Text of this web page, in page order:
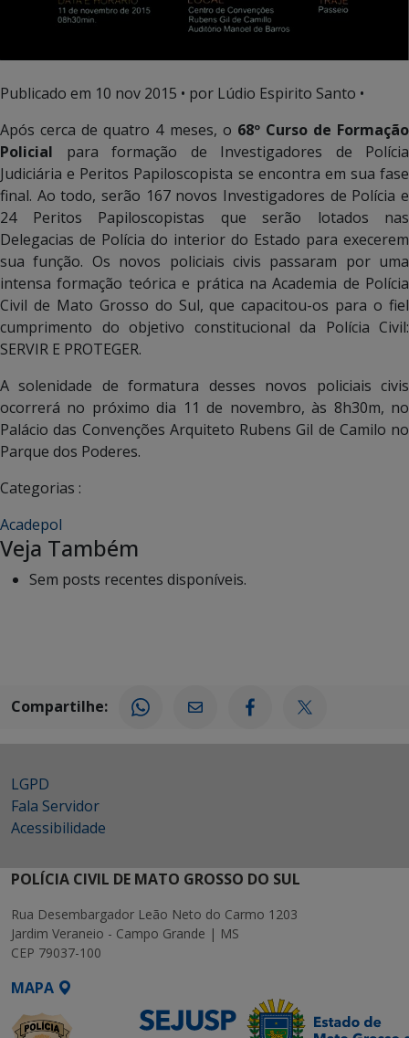
Publicado em 10 nov 2015 • por Lúdio Espirito Santo •
Após cerca de quatro 4 meses, o 68º Curso de Formação
Policial para formação de Investigadores de Polícia
Judiciária e Peritos Papiloscopista se encontra em sua fase
final. Ao todo, serão 167 novos Investigadores de Polícia e
24 Peritos Papiloscopistas que serão lotados nas
Delegacias de Polícia do interior do Estado para execerem
sua função. Os novos policiais civis passaram por uma
intensa formação teórica e prática na Academia de Polícia
Civil de Mato Grosso do Sul, que capacitou-os para o fiel
cumprimento do objetivo constitucional da Polícia Civil:
SERVIR E PROTEGER.
A solenidade de formatura desses novos policiais civis
ocorrerá no próximo dia 11 de novembro, às 8h30m, no
Palácio das Convenções Arquiteto Rubens Gil de Camilo no
Parque dos Poderes.
Categorias :
Acadepol
Veja Também
Sem posts recentes disponíveis.
Compartilhe:
LGPD
Fala Servidor
Acessibilidade
POLÍCIA CIVIL DE MATO GROSSO DO SUL
Rua Desembargador Leão Neto do Carmo 1203
Jardim Veraneio - Campo Grande | MS
CEP 79037-100
MAPA